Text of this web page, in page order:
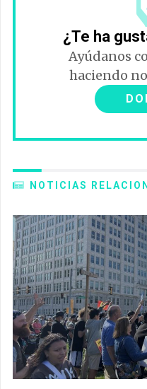
¿Te ha
Ayúdanos
haciendo
NOTICIAS